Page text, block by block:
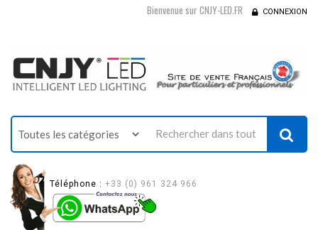
Bienvenue sur CNJY-LED.FR CONNEXION
Téléphone : +33 (0) 961 324 966